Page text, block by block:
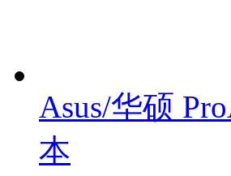
Asus/华硕
本